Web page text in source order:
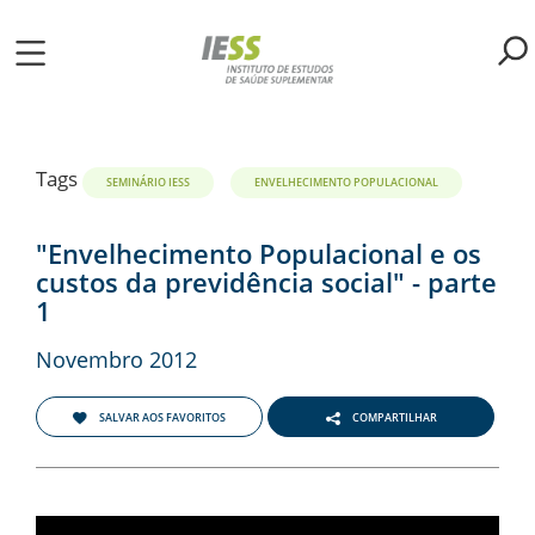
para
IESS
Tags SEMINÁRIO IESS ENVELHECIMENTO POPULACIONAL
"Envelhecimento Populacional e os
custos da previdência social" - parte
1
Novembro 2012
SALVAR AOS FAVORITOS COMPARTILHAR